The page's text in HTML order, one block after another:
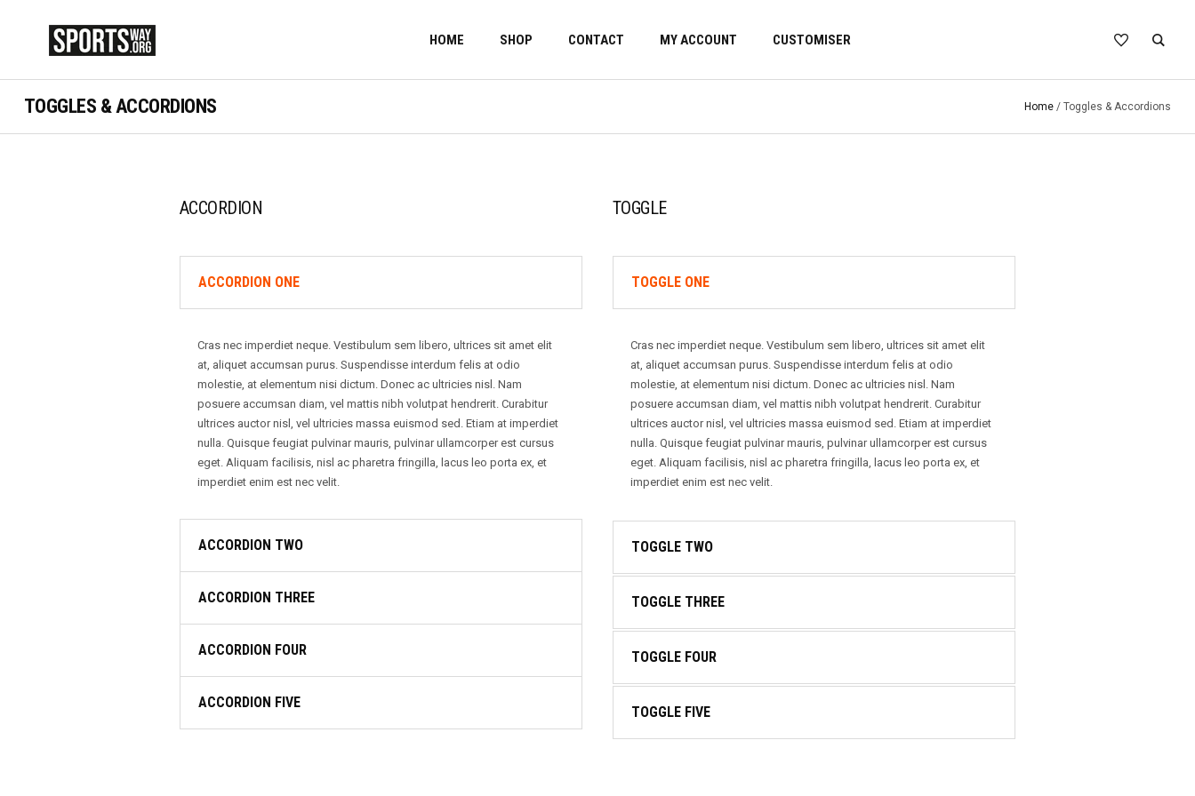
HOME SHOP CONTACT MY ACCOUNT CUSTOMISER
TOGGLES & ACCORDIONS Home /Toggles & Accordions
ACCORDION
ACCORDION ONE
Cras nec imperdiet neque. Vestibulum sem libero, ultrices sit amet elit
at, aliquet accumsan purus. Suspendisse interdum felis at odio
molestie, at elementum nisi dictum. Donec ac ultricies nisl. Nam
posuere accumsan diam, vel mattis nibh volutpat hendrerit. Curabitur
ultrices auctor nisl, vel ultricies massa euismod sed. Etiam at imperdiet
nulla. Quisque feugiat pulvinar mauris, pulvinar ullamcorper est cursus
eget. Aliquam facilisis, nisl ac pharetra fringilla, lacus leo porta ex, et
imperdiet enim est nec velit.
ACCORDION TWO
ACCORDION THREE
ACCORDION FOUR
ACCORDION FIVE
TOGGLE
TOGGLE ONE
Cras nec imperdiet neque. Vestibulum sem libero, ultrices sit amet elit
at, aliquet accumsan purus. Suspendisse interdum felis at odio
molestie, at elementum nisi dictum. Donec ac ultricies nisl. Nam
posuere accumsan diam, vel mattis nibh volutpat hendrerit. Curabitur
ultrices auctor nisl, vel ultricies massa euismod sed. Etiam at imperdiet
nulla. Quisque feugiat pulvinar mauris, pulvinar ullamcorper est cursus
eget. Aliquam facilisis, nisl ac pharetra fringilla, lacus leo porta ex, et
imperdiet enim est nec velit.
TOGGLE TWO
TOGGLE THREE
TOGGLE FOUR
TOGGLE FIVE